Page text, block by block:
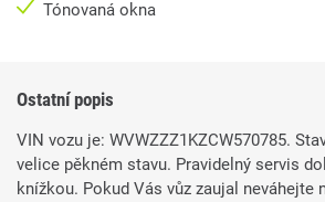
Tónovaná okna
Ostatní popis
VIN vozu je: WVWZZZ1KZCW570785.
velice pěkném stavu. Pravidelný servis
knížkou. Pokud Vás vůz zaujal neváhejte